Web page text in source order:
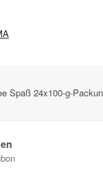
Spaß 24x100-g-